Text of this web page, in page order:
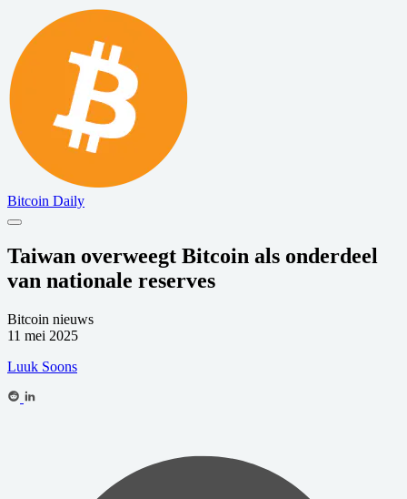
Bitcoin Daily
Taiwan overweegt Bitcoin als onderdeel
van nationale reserves
Bitcoin nieuws
11 mei 2025
Luuk Soons